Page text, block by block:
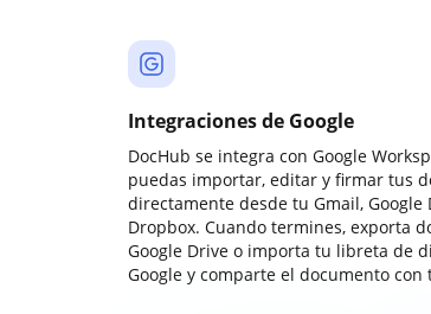
Integraciones de Google
DocHub se integra con Google
puedas importar, editar y firmar tus
directamente desde tu Gmail, Google
Dropbox. Cuando termines, exporta
Google Drive o importa tu libreta de
Google y comparte el documento con